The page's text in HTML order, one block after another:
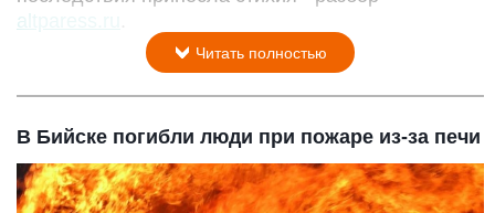
altparess.ru
Читать полностью
В Бийске погибли люди при пожаре из-за печи